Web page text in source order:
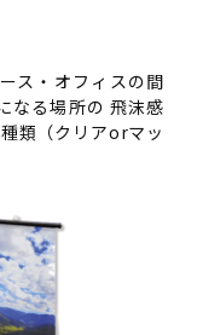
ス・オフィスの間
なる場所の 飛沫感
類（クリアorマッ